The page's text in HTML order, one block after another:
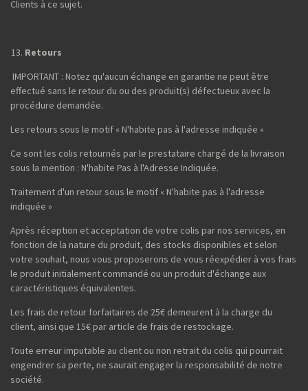
Clients à ce sujet.
Retours
IMPORTANT : Notez qu'aucun échange en garantie ne peut être
effectué sans le retour du ou des produit(s) défectueux avec la
procédure demandée.
Les retours sous le motif « N'habite pas à l'adresse indiquée »
Ce sont les colis retournés par le prestataire chargé de la livraison
sous la mention : N'habite Pas à l'Adresse Indiquée.
Traitement d'un retour sous le motif « N'habite pas à l'adresse
indiquée »
Après réception et acceptation de votre colis par nos services, en
fonction de la nature du produit, des stocks disponibles et selon
votre souhait, nous vous proposerons de vous réexpédier à vos frais
le produit initialement commandé ou un produit d'échange aux
caractéristiques équivalentes.
Les frais de retour forfaitaires de 25€ demeurent à la charge du
client, ainsi que 15€ par article de frais de restockage.
Toute erreur imputable au client ou non retrait du colis qui pourrait
engendrer sa perte, ne saurait engager la responsabilité de notre
société.